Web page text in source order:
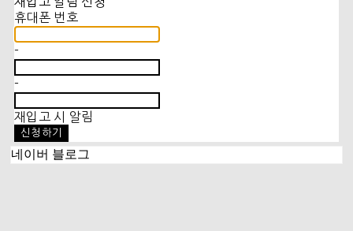
휴대폰 번호
-
-
재입고 시 알림
신청하기
네이버 블로그